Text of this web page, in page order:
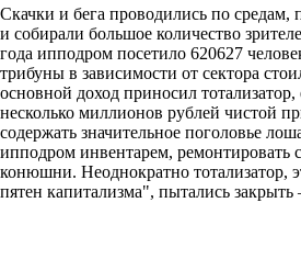
Скачки и бега проводились по средам,
и собирали большое количество
года ипподром посетило 620627
трибуны в зависимости от сектора
основной доход приносил
несколько миллионов рублей чистой
содержать значительное поголовье
ипподром инвентарем, ремонтировать
конюшни. Неоднократно тотализатор,
пятен капитализма", пытались